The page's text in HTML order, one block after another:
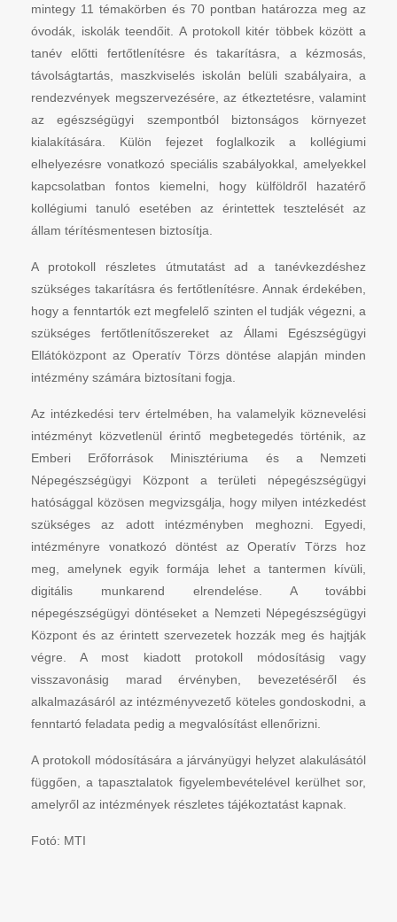
mintegy 11 témakörben és 70 pontban határozza meg az
óvodák, iskolák teendőit. A protokoll kitér többek között a
tanév előtti fertőtlenítésre és takarításra, a kézmosás,
távolságtartás, maszkviselés iskolán belüli szabályaira, a
rendezvények megszervezésére, az étkeztetésre, valamint
az egészségügyi szempontból biztonságos környezet
kialakítására. Külön fejezet foglalkozik a kollégiumi
elhelyezésre vonatkozó speciális szabályokkal, amelyekkel
kapcsolatban fontos kiemelni, hogy külföldről hazatérő
kollégiumi tanuló esetében az érintettek tesztelését az
állam térítésmentesen biztosítja.
A protokoll részletes útmutatást ad a tanévkezdéshez
szükséges takarításra és fertőtlenítésre. Annak érdekében,
hogy a fenntartók ezt megfelelő szinten el tudják végezni, a
szükséges fertőtlenítőszereket az Állami Egészségügyi
Ellátóközpont az Operatív Törzs döntése alapján minden
intézmény számára biztosítani fogja.
Az intézkedési terv értelmében, ha valamelyik köznevelési
intézményt közvetlenül érintő megbetegedés történik, az
Emberi Erőforrások Minisztériuma és a Nemzeti
Népegészségügyi Központ a területi népegészségügyi
hatósággal közösen megvizsgálja, hogy milyen intézkedést
szükséges az adott intézményben meghozni. Egyedi,
intézményre vonatkozó döntést az Operatív Törzs hoz
meg, amelynek egyik formája lehet a tantermen kívüli,
digitális munkarend elrendelése. A további
népegészségügyi döntéseket a Nemzeti Népegészségügyi
Központ és az érintett szervezetek hozzák meg és hajtják
végre. A most kiadott protokoll módosításig vagy
visszavonásig marad érvényben, bevezetéséről és
alkalmazásáról az intézményvezető köteles gondoskodni, a
fenntartó feladata pedig a megvalósítást ellenőrizni.
A protokoll módosítására a járványügyi helyzet alakulásától
függően, a tapasztalatok figyelembevételével kerülhet sor,
amelyről az intézmények részletes tájékoztatást kapnak.
Fotó: MTI